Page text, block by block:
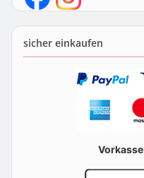
sicher einkaufen
Vorkasse